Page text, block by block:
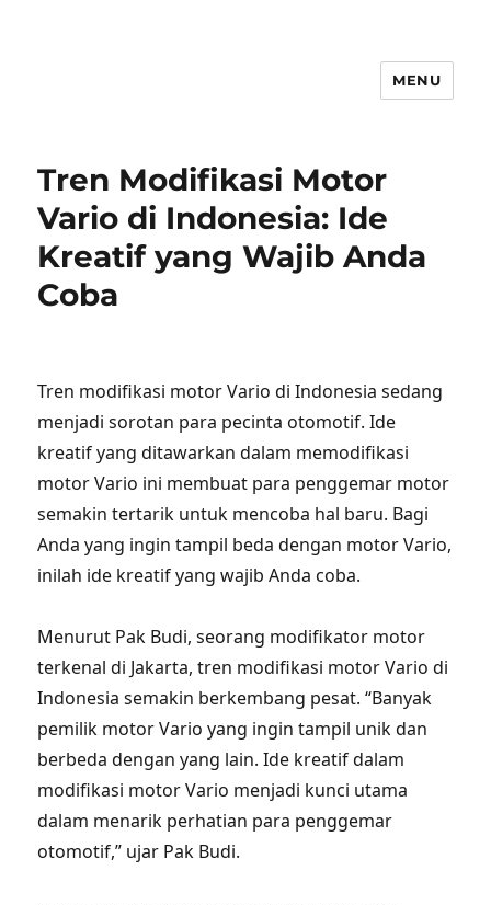
MENU
Tren Modifikasi Motor
Vario di Indonesia: Ide
Kreatif yang Wajib Anda
Coba
Tren modifikasi motor Vario di Indonesia sedang
menjadi sorotan para pecinta otomotif. Ide
kreatif yang ditawarkan dalam memodifikasi
motor Vario ini membuat para penggemar motor
semakin tertarik untuk mencoba hal baru. Bagi
Anda yang ingin tampil beda dengan motor Vario,
inilah ide kreatif yang wajib Anda coba.
Menurut Pak Budi, seorang modifikator motor
terkenal di Jakarta, tren modifikasi motor Vario di
Indonesia semakin berkembang pesat. “Banyak
pemilik motor Vario yang ingin tampil unik dan
berbeda dengan yang lain. Ide kreatif dalam
modifikasi motor Vario menjadi kunci utama
dalam menarik perhatian para penggemar
otomotif,” ujar Pak Budi.